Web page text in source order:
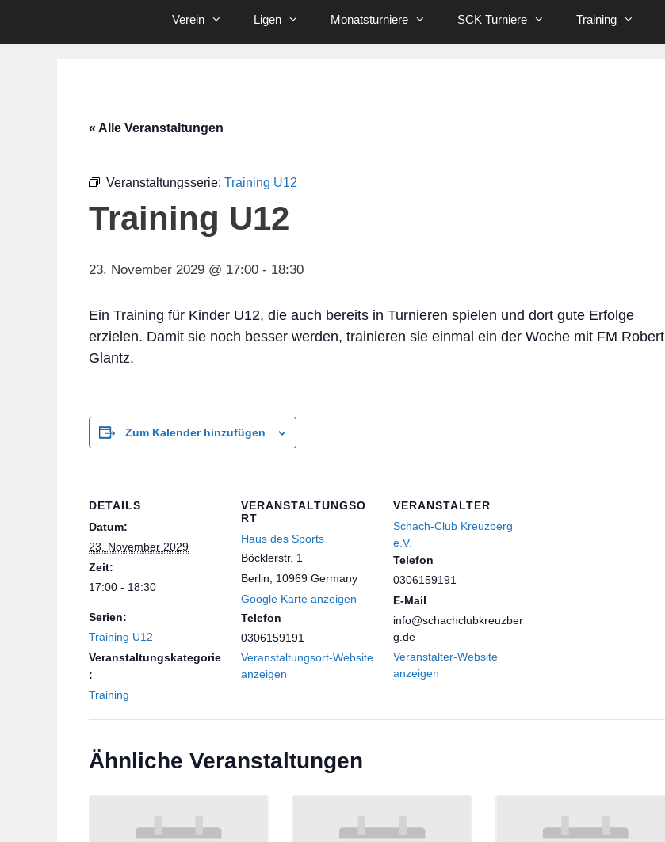
Verein Ligen Monatsturniere SCK Turniere Training
« Alle Veranstaltungen
Veranstaltungsserie: Training U12
Training U12
23. November 2029 @ 17:00 - 18:30
Ein Training für Kinder U12, die auch bereits in Turnieren spielen und dort gute Erfolge
erzielen. Damit sie noch besser werden, trainieren sie einmal ein der Woche mit FM Robert
Glantz.
Zum Kalender hinzufügen
DETAILS
Datum:
23. November 2029
Zeit:
17:00 - 18:30
Serien:
Training U12
Veranstaltungskategorie
:
Training
VERANSTALTUNGSO
RT
Haus des Sports
Böcklerstr. 1
Berlin
10969 Germany
Google Karte anzeigen
Telefon
0306159191
Veranstaltungsort-Website
anzeigen
VERANSTALTER
Schach-Club Kreuzberg
e.V.
Telefon
0306159191
E-Mail
info@schachclubkreuzber
g.de
Veranstalter-Website
anzeigen
Ähnliche Veranstaltungen